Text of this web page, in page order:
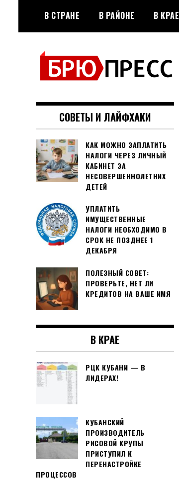
содержимому
В СТРАНЕ В РАЙОНЕ В КРАЕ
БРЮПРЕСС
Официальный сайт газеты
"Брюховецкие новости"
СОВЕТЫ И ЛАЙФХАКИ
КАК МОЖНО ЗАПЛАТИТЬ
НАЛОГИ ЧЕРЕЗ ЛИЧНЫЙ
КАБИНЕТ ЗА
НЕСОВЕРШЕННОЛЕТНИХ
ДЕТЕЙ
УПЛАТИТЬ
ИМУЩЕСТВЕННЫЕ
НАЛОГИ НЕОБХОДИМО В
СРОК НЕ ПОЗДНЕЕ 1
ДЕКАБРЯ
ПОЛЕЗНЫЙ СОВЕТ:
ПРОВЕРЬТЕ, НЕТ ЛИ
КРЕДИТОВ НА ВАШЕ ИМЯ
В КРАЕ
РЦК КУБАНИ — В
ЛИДЕРАХ!
КУБАНСКИЙ
ПРОИЗВОДИТЕЛЬ
РИСОВОЙ КРУПЫ
ПРИСТУПИЛ К
ПЕРЕНАСТРОЙКЕ
ПРОЦЕССОВ